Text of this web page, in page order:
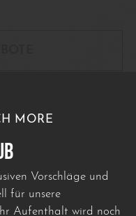
MORE
Vorschläge und
für unsere
Aufenthalt wird noch